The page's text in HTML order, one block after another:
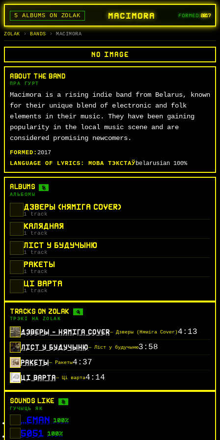
MACIMORA
5 ALBUMS ON ZOLAK FORMED:2017
BANDS
ГУРТЫ
ALBUMS
АЛЬБОМЫ
TRACKS
СЬПЕВЫ
SEARCH
ПОШУК
ZOLAK BANDS MACIMORA
NO IMAGE
ABOUT THE BAND
ПРА ГУРТ
Macimora is a rising indie band from Belarus, known
for their unique blend of electronic and folk
elements in their music. They have been gaining
popularity in the local music scene and are
considered promising newcomers.
FORMED: 2017
LANGUAGE OF LYRICS: МОВА ТЭКСТАЎbelarusian 100%
ALBUMS 5
АЛЬБОМЫ
ДЗВЕРЫ (НЯМІГА COVER)
1 track
КАЛЯДНАЯ
1 track
ЛІСТ У БУДУЧЫНЮ
1 track
РАКЕТЫ
1 track
ЦІ ВАРТА
1 track
TRACKS ON ZOLAK 4
ТРЭКІ НА ZOLAK
ДЗВЕРЫ - НЯМІГА COVER— Дзверы (Няміга Cover)4:13
ЛІСТ У БУДУЧЫНЮ— Ліст у будучыню3:58
РАКЕТЫ— Ракеты4:37
ЦІ ВАРТА— Ці варта4:14
SOUNDS LIKE 8
ГУЧЫЦЬ ЯК
...EMAN 100%
5051 100%